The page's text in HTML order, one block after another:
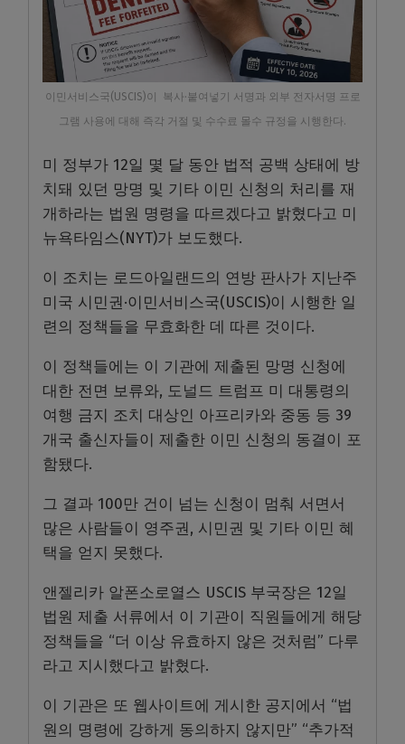
이민서비스국(USCIS)이 복사·붙여넣기 서명과 외부 전자서명 프로
그램 사용에 대해 즉각 거절 및 수수료 몰수 규정을 시행한다.
미 정부가 12일 몇 달 동안 법적 공백 상태에 방
치돼 있던 망명 및 기타 이민 신청의 처리를 재
개하라는 법원 명령을 따르겠다고 밝혔다고 미
뉴욕타임스(NYT)가 보도했다.
이 조치는 로드아일랜드의 연방 판사가 지난주
미국 시민권·이민서비스국(USCIS)이 시행한 일
련의 정책들을 무효화한 데 따른 것이다.
이 정책들에는 이 기관에 제출된 망명 신청에
대한 전면 보류와, 도널드 트럼프 미 대통령의
여행 금지 조치 대상인 아프리카와 중동 등 39
개국 출신자들이 제출한 이민 신청의 동결이 포
함됐다.
그 결과 100만 건이 넘는 신청이 멈춰 서면서
많은 사람들이 영주권, 시민권 및 기타 이민 혜
택을 얻지 못했다.
앤젤리카 알폰소로열스 USCIS 부국장은 12일
법원 제출 서류에서 이 기관이 직원들에게 해당
정책들을 “더 이상 유효하지 않은 것처럼” 다루
라고 지시했다고 밝혔다.
이 기관은 또 웹사이트에 게시한 공지에서 “법
원의 명령에 강하게 동의하지 않지만” “추가적